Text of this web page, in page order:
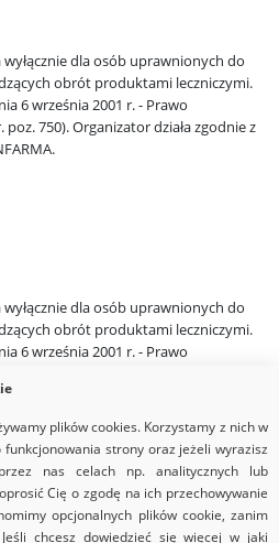
dla osób uprawnionych do
obrót produktami leczniczymi.
6 września 2001 r. - Prawo
750). Organizator działa zgodnie z
dla osób uprawnionych do
obrót produktami leczniczymi.
6 września 2001 r. - Prawo
plików cookies. Korzystamy z nich w
strony oraz jeżeli wyrazisz
nas celach np. analitycznych lub
Cię o zgodę na ich przechowywanie
opcjonalnych plików cookie, zanim
chcesz dowiedzieć się więcej w jaki